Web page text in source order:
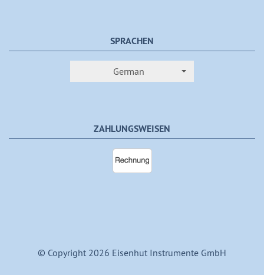
SPRACHEN
German
ZAHLUNGSWEISEN
© Copyright 2026 Eisenhut Instrumente GmbH